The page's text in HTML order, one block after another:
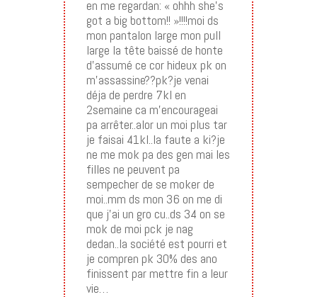
en me regardan: « ohhh she’s
got a big bottom!! »!!!!moi ds
mon pantalon large mon pull
large la tête baissé de honte
d’assumé ce cor hideux pk on
m’assassine??pk?je venai
déja de perdre 7kl en
2semaine ca m’encourageai
pa arrêter..alor un moi plus tar
je faisai 41kl..la faute a ki?je
ne me mok pa des gen mai les
filles ne peuvent pa
sempecher de se moker de
moi..mm ds mon 36 on me di
que j’ai un gro cu..ds 34 on se
mok de moi pck je nag
dedan..la société est pourri et
je compren pk 30% des ano
finissent par mettre fin a leur
vie…